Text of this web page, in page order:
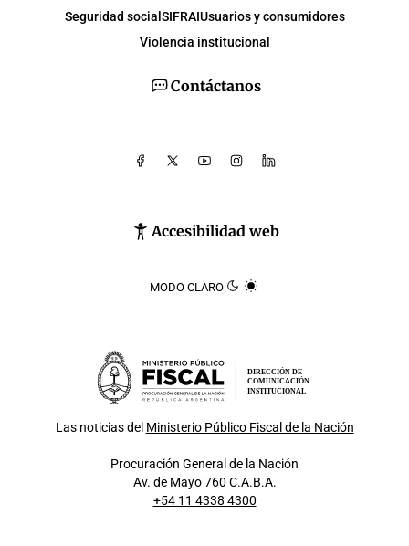
Contáctanos
Accesibilidad web
MODO CLARO
Seguridad social SIFRAIUsuarios y consumidores
Violencia institucional
DIRECCIÓN DE
COMUNICACIÓN
INSTITUCIONAL
Las noticias del Ministerio Público Fiscal de la Nación
Procuración General de la Nación
Av. de Mayo 760 C.A.B.A.
+54 11 4338 4300